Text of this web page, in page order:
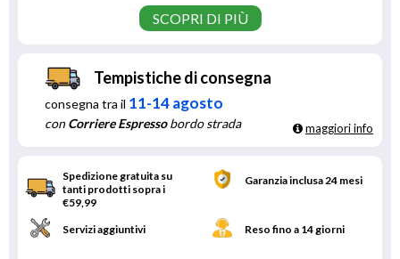
SCOPRI DI PIÙ
Tempistiche di consegna
consegna tra il 11-14 agosto
conCorriere Espressobordo strada maggiori info
Spedizione gratuita su
tanti prodotti sopra i
€59,99
Garanzia inclusa 24 mesi
Servizi aggiuntivi Reso fino a 14 giorni